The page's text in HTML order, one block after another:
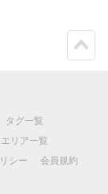
タグ一覧
エリア一覧
シー
会員規約